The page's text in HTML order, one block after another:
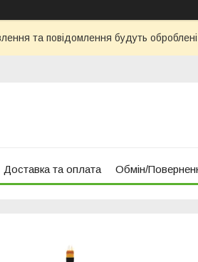
та повідомлення будуть
Доставка та оплата Обмін/